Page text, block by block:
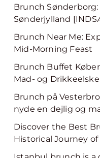
Brunch
Sønderjylland
Brunch Near Me:
Mid-Morning Feast
Brunch Buffet
Mad- og
Brunch på
nyde en dejlig og
Discover the Best
Historical Journey